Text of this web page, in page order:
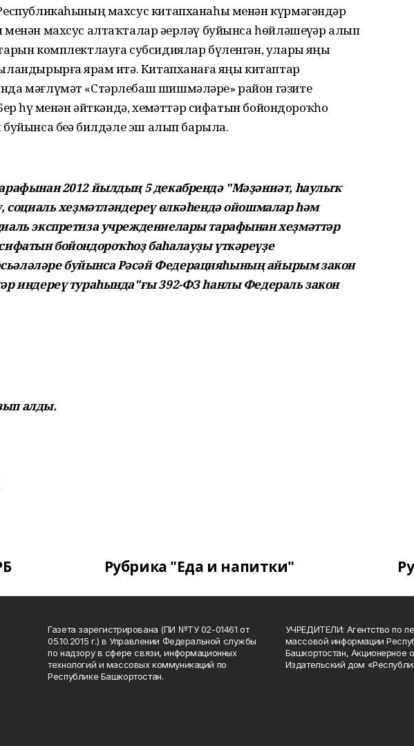
махсус китапханаһы менән күрмәгәндәр
махсус алтаҡталар әҙерләү буйынса һөйләшеүҙәр алып
комплектлауға субсидиялар бүленгән, уларҙы яңы
ярҙам итә. Китапханаға яңы китаптар
мәғлүмәт «Стәрлебаш шишмәләре» район гәзите
һүҙ менән әйткәндә, хеҙмәттәр сифатын бойондороҡһоҙ
беҙҙә билдәле эш алып барыла.
2012 йылдың 5 декабрендә "Мәҙәниәт, һаулыҡ
социаль хеҙмәтләндереү өлкәһендә ойошмалар һәм
экспретиза учреждениелары тарафынан хеҙмәттәр
бойондороҡһоҙ баһалауҙы үткәреүҙе
буйынса Рәсәй Федерацияһының айырым закон
индереү тураһында"ғы 392-ФЗ һанлы Федераль закон
алды.
Рубрика "Еда и напитки"
Газета зарегистрирована (ПИ №ТУ 02-01461 от
05.10.2015 г.) в Управлении Федеральной службы
по надзору в сфере связи, информационных
технологий и массовых коммуникаций по
Республике Башкортостан.
УЧРЕДИТЕЛИ: Агентство по
массовой информации
Башкортостан, Акционерное
Издательский дом